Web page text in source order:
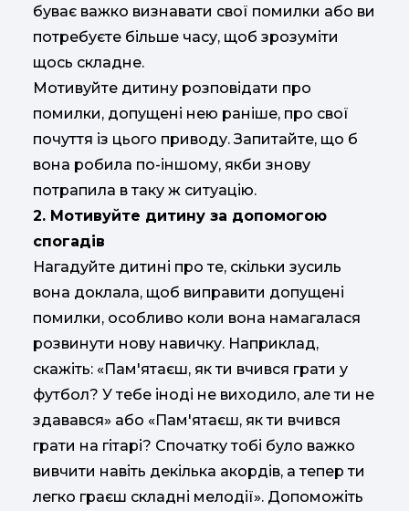
буває важко визнавати свої помилки або ви
потребуєте більше часу, щоб зрозуміти
щось складне.
Мотивуйте дитину розповідати про
помилки, допущені нею раніше, про свої
почуття із цього приводу. Запитайте, що б
вона робила по-іншому, якби знову
потрапила в таку ж ситуацію.
2. Мотивуйте дитину за допомогою
спогадів
Нагадуйте дитині про те, скільки зусиль
вона доклала, щоб виправити допущені
помилки, особливо коли вона намагалася
розвинути нову навичку. Наприклад,
скажіть: «Пам'ятаєш, як ти вчився грати у
футбол? У тебе іноді не виходило, але ти не
здавався» або «Пам'ятаєш, як ти вчився
грати на гітарі? Спочатку тобі було важко
вивчити навіть декілька акордів, а тепер ти
легко граєш складні мелодії». Допоможіть